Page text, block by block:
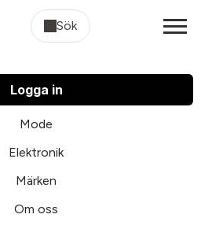
Sök
Logga in
Mode
Elektronik
Märken
Om oss